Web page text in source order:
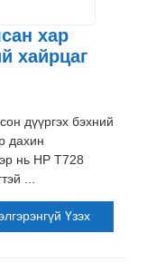
хар
хайрцаг
дүүргэх бэхний
дахин
нь HP T728
...
Үзэх